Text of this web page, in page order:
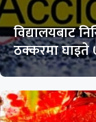
विद्यालयबाट
ठक्करमा घाइते